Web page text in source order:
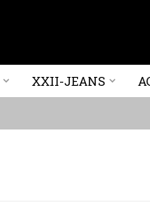
XXII-JEANS